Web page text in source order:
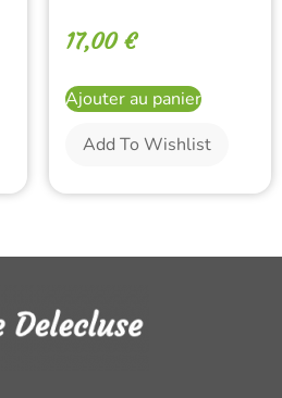
17,00 €
Ajouter au panier
Add To Wishlist